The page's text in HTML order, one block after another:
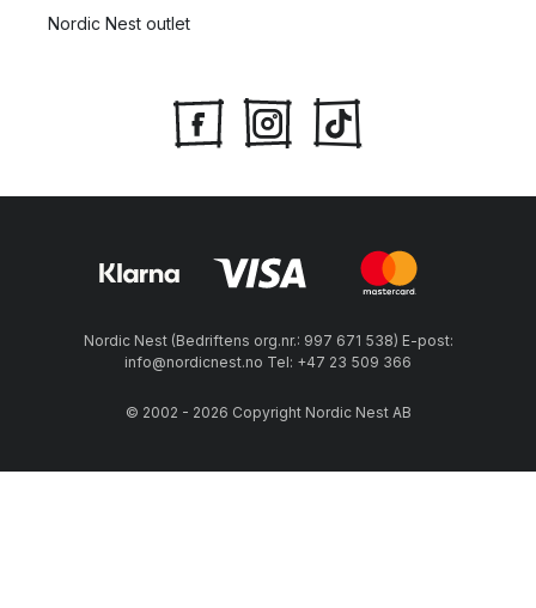
Nordic Nest outlet
Nordic Nest (Bedriftens org.nr.: 997 671 538) E-post:
info@nordicnest.no Tel: +47 23 509 366
© 2002 - 2026 Copyright Nordic Nest AB